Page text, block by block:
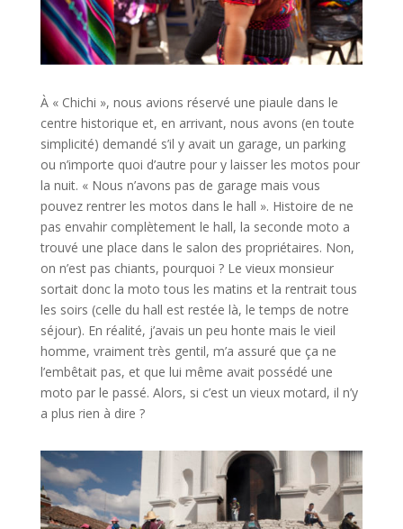
À « Chichi », nous avions réservé une piaule dans le
centre historique et, en arrivant, nous avons (en toute
simplicité) demandé s’il y avait un garage, un parking
ou n’importe quoi d’autre pour y laisser les motos pour
la nuit. « Nous n’avons pas de garage mais vous
pouvez rentrer les motos dans le hall ». Histoire de ne
pas envahir complètement le hall, la seconde moto a
trouvé une place dans le salon des propriétaires. Non,
on n’est pas chiants, pourquoi ? Le vieux monsieur
sortait donc la moto tous les matins et la rentrait tous
les soirs (celle du hall est restée là, le temps de notre
séjour). En réalité, j’avais un peu honte mais le vieil
homme, vraiment très gentil, m’a assuré que ça ne
l’embêtait pas, et que lui même avait possédé une
moto par le passé. Alors, si c’est un vieux motard, il n’y
a plus rien à dire ?